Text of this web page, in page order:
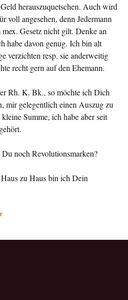
herauszuquetschen. Auch wird
voll angesehen, denn Jedermann
Gesetz nicht gilt. Denke an
habe davon genug. Ich bin alt
verzichten resp. sie an­derweitig
recht gern auf den Ehemann.
Rh. K. Bk., so möchte ich Dich
mir gelegentlich einen Auszug zu
Summe, ich habe aber seit
noch Revolutionsmarken?
zu Haus bin ich Dein